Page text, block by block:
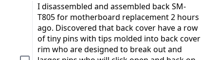
I disassembled and assembled back SM-
T805 for motherboard replacement 2 hours
ago. Discovered that back cover have a row
of tiny pins with tips molded into back cover
rim who are designed to break out and